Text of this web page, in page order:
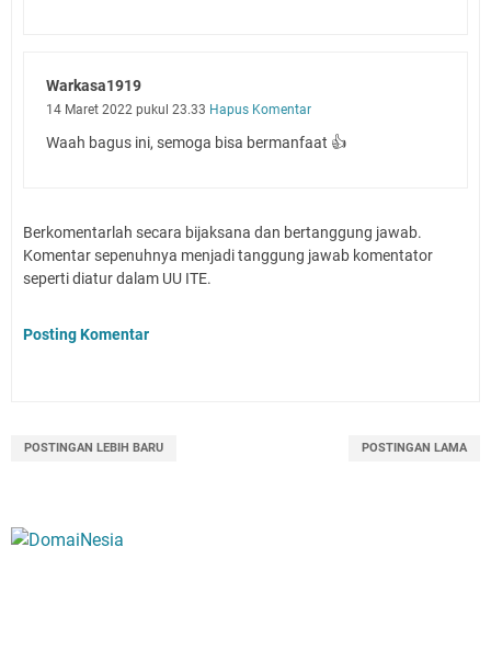
Warkasa1919
14 Maret 2022 pukul 23.33 Hapus Komentar
Waah bagus ini, semoga bisa bermanfaat 👍
Berkomentarlah secara bijaksana dan bertanggung jawab.
Komentar sepenuhnya menjadi tanggung jawab komentator
seperti diatur dalam UU ITE.
Posting Komentar
POSTINGAN LEBIH BARU POSTINGAN LAMA